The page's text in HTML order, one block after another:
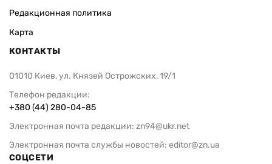
Редакционная политика
Карта
КОНТАКТЫ
01010 Киев, ул. Князей Острожских, 19/1
Телефон редакции:
+380 (44) 280-04-85
Электронная почта редакции: zn94@ukr.net
Электронная почта службы новостей: editor@zn.ua
СОЦСЕТИ